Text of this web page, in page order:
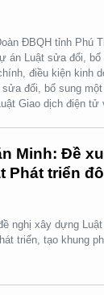
ĐBQH tỉnh Phú
án Luật sửa đổi,
điều kiện kinh
đổi, bổ sung
Giao dịch điện tử
Minh: Đề
Phát triển
nghị xây dựng
triển, tạo khung